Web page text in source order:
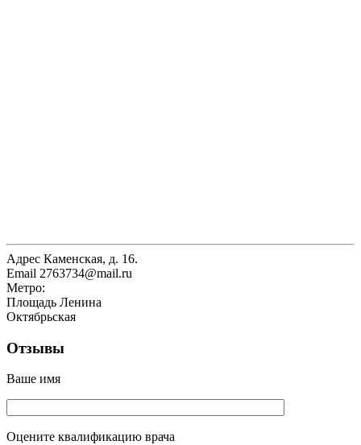
Адрес Каменская, д. 16.
Email 2763734@mail.ru
Метро:
Площадь Ленина
Октябрьская
Отзывы
Ваше имя
Оцените квалификацию врача